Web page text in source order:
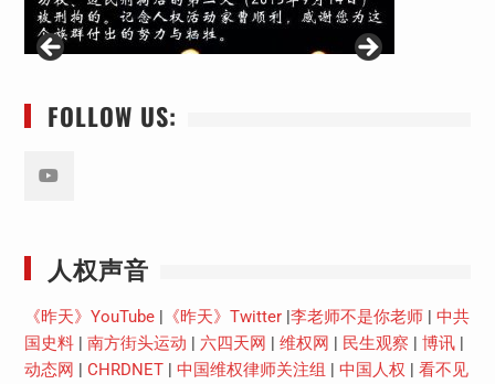
FOLLOW US:
人权声音
《昨天》YouTube| 《昨天》Twitter| 李老师不是你老师| 中共
国史料| 南方街头运动 六四天网 维权网 民生观察 博讯|
动态网
CHRDNET| 中国维权律师关注组 中国人权
看不见